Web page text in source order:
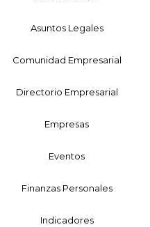
Asuntos Legales
Comunidad Empresarial
Directorio Empresarial
Empresas
Eventos
Finanzas Personales
Indicadores